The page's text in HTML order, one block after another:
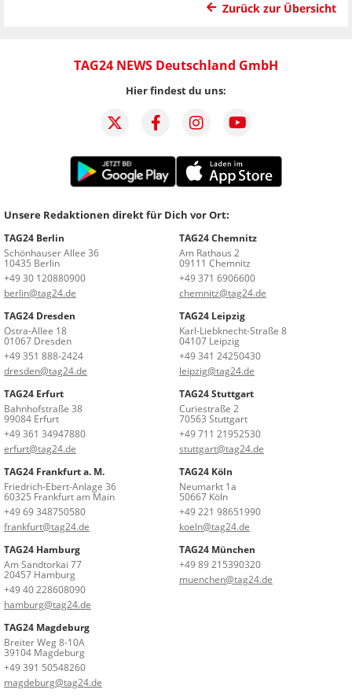
Zurück zur Übersicht
TAG24 NEWS Deutschland GmbH
Hier findest du uns:
Unsere Redaktionen direkt für Dich vor Ort:
TAG24 Berlin
Schönhauser Allee 36
10435 Berlin
+49 30 120880900
berlin@tag24.de
TAG24 Chemnitz
Am Rathaus 2
09111 Chemnitz
+49 371 6906600
chemnitz@tag24.de
TAG24 Dresden
Ostra-Allee 18
01067 Dresden
+49 351 888-2424
dresden@tag24.de
TAG24 Leipzig
Karl-Liebknecht-Straße 8
04107 Leipzig
+49 341 24250430
leipzig@tag24.de
TAG24 Erfurt
Bahnhofstraße 38
99084 Erfurt
+49 361 34947880
erfurt@tag24.de
TAG24 Stuttgart
Curiestraße 2
70563 Stuttgart
+49 711 21952530
stuttgart@tag24.de
TAG24 Frankfurt a. M.
Friedrich-Ebert-Anlage 36
60325 Frankfurt am Main
+49 69 348750580
frankfurt@tag24.de
TAG24 Köln
Neumarkt 1a
50667 Köln
+49 221 98651990
koeln@tag24.de
TAG24 Hamburg
Am Sandtorkai 77
20457 Hamburg
+49 40 228608090
hamburg@tag24.de
TAG24 München
+49 89 215390320
muenchen@tag24.de
TAG24 Magdeburg
Breiter Weg 8-10A
39104 Magdeburg
+49 391 50548260
magdeburg@tag24.de